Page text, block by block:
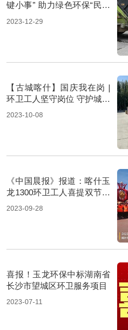
键小事” 助力绿色环保“民生
大事”
2023-12-29
【古城喀什】国庆我在岗 |
环卫工人坚守岗位 守护城市
靓丽风景
2023-10-08
《中国晨报》报道：喀什玉
龙1300环卫工人喜提双节福
利
2023-09-28
喜报！玉龙环保中标湖南省
长沙市望城区环卫服务项目
2023-07-11